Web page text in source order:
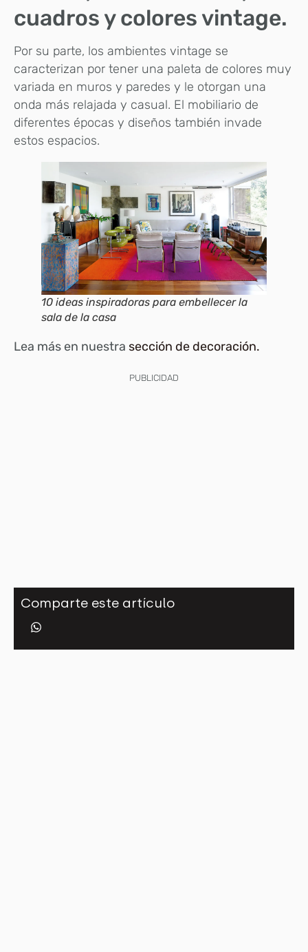
cuadros y colores vintage.
Por su parte, los ambientes vintage se
caracterizan por tener una paleta de colores muy
variada en muros y paredes y le otorgan una
onda más relajada y casual. El mobiliario de
diferentes épocas y diseños también invade
estos espacios.
10 ideas inspiradoras para embellecer la
sala de la casa
Lea más en nuestra sección de decoración.
PUBLICIDAD
Comparte este artículo